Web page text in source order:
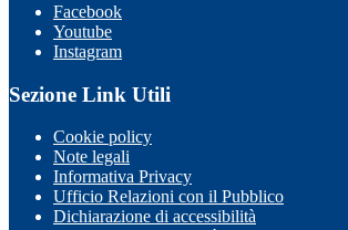
Facebook
Youtube
Instagram
Sezione Link Utili
Cookie policy
Note legali
Informativa Privacy
Ufficio Relazioni con il Pubblico
Dichiarazione di accessibilità